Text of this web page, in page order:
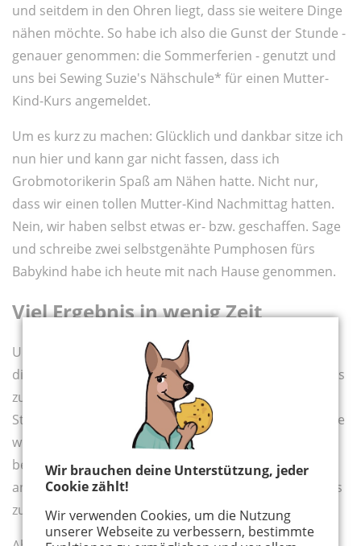
Wir brauchen deine Unterstützung, jeder
Cookie zählt!
Wir verwenden Cookies, um die Nutzung
unserer Webseite zu verbessern, bestimmte
und seitdem in den Ohren liegt, dass sie weitere Dinge
nähen möchte. So habe ich also die Gunst der Stunde -
genauer genommen: die Sommerferien - genutzt und
uns bei Sewing Suzie's Nähschule* für einen Mutter-
Kind-Kurs angemeldet.
Um es kurz zu machen: Glücklich und dankbar sitze ich
nun hier und kann gar nicht fassen, dass ich
Grobmotorikerin Spaß am Nähen hatte. Nicht nur,
dass wir einen tollen Mutter-Kind Nachmittag hatten.
Nein, wir haben selbst etwas er- bzw. geschaffen. Sage
und schreibe zwei selbstgenähte Pumphosen fürs
Babykind habe ich heute mit nach Hause genommen.
Viel Ergebnis in wenig Zeit
Und die Tochter einen Loop-Schal und zwei Beanies,
die sie übrigens völlig selbstlos für ihre beiden Cousins
zur Einschulung geschneidert hat. Das alles in 3,5
Stunden! Und nur noch einmal fürs Protokoll: Ich hatte
wirklich keine Ahnung, wie man eine Nähmaschine
bedient. Geschweige denn, wie man Stoffe
aneinandernäht, um irgendetwas Brauchbares daraus
zu werkeln.